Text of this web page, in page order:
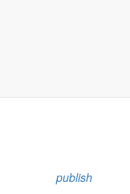
viele
im
der Region
publish